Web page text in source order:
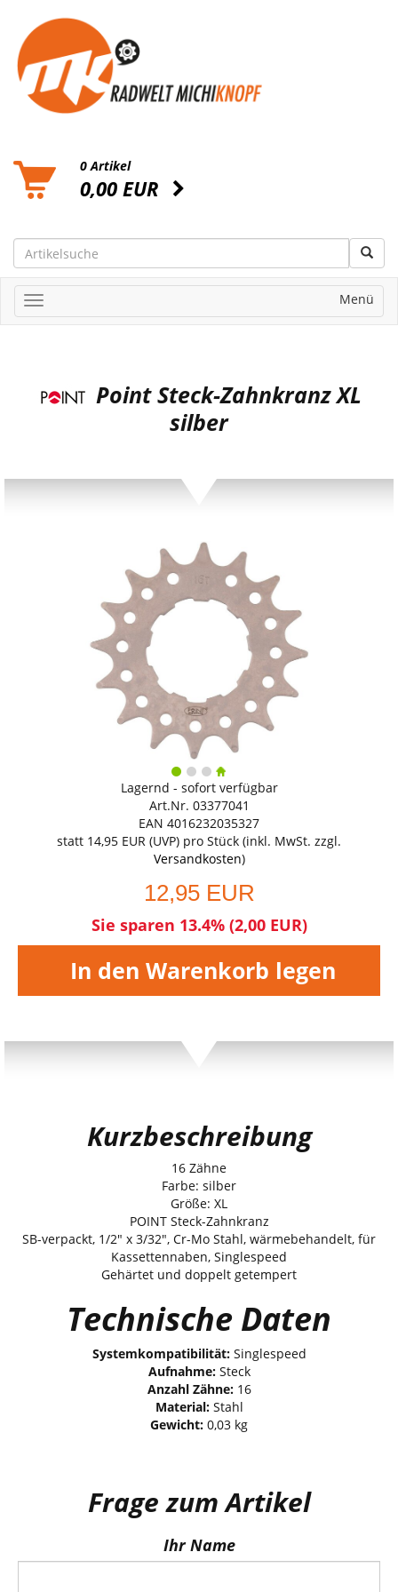
0 Artikel
0,00 EUR
Menü
Point Steck-Zahnkranz XL
silber
Lagernd - sofort verfügbar
Art.Nr. 03377041
EAN 4016232035327
statt 14,95 EUR (UVP) pro Stück (inkl. MwSt. zzgl.
Versandkosten)
12,95 EUR
Sie sparen 13.4% (2,00 EUR)
In den Warenkorb legen
Kurzbeschreibung
16 Zähne
Farbe: silber
Größe: XL
POINT Steck-Zahnkranz
SB-verpackt, 1/2" x 3/32", Cr-Mo Stahl, wärmebehandelt, für
Kassettennaben, Singlespeed
Gehärtet und doppelt getempert
Technische Daten
Systemkompatibilität:Singlespeed
Aufnahme:Steck
Anzahl Zähne:16
Material:Stahl
Gewicht: 0,03 kg
Frage zum Artikel
Ihr Name